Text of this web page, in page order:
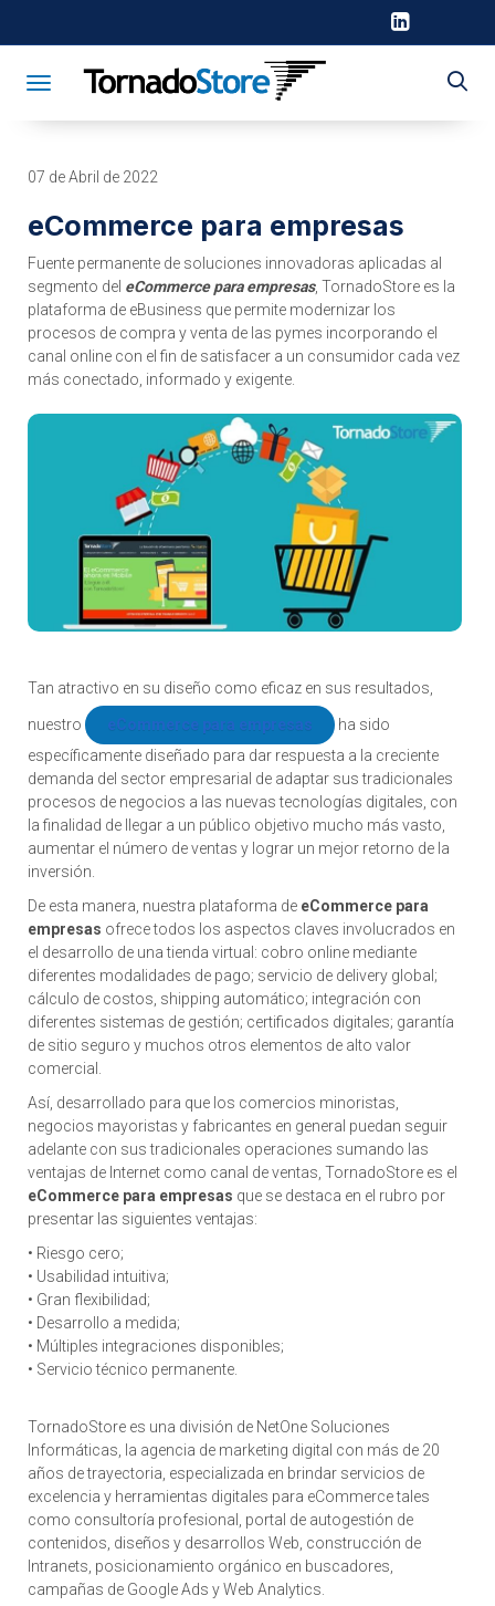
Toggle navigation
07 de Abril de 2022
eCommerce para empresas
Fuente permanente de soluciones innovadoras aplicadas al
segmento del eCommerce para empresas, TornadoStore es la
plataforma de eBusiness que permite modernizar los
procesos de compra y venta de las pymes incorporando el
canal online con el fin de satisfacer a un consumidor cada vez
más conectado, informado y exigente.
Tan atractivo en su diseño como eficaz en sus resultados,
nuestro eCommerce para empresas
ha sido
específicamente diseñado para dar respuesta a la creciente
demanda del sector empresarial de adaptar sus tradicionales
procesos de negocios a las nuevas tecnologías digitales, con
la finalidad de llegar a un público objetivo mucho más vasto,
aumentar el número de ventas y lograr un mejor retorno de la
inversión.
De esta manera, nuestra plataforma de eCommerce para
empresas ofrece todos los aspectos claves involucrados en
el desarrollo de una tienda virtual: cobro online mediante
diferentes modalidades de pago; servicio de delivery global;
cálculo de costos, shipping automático; integración con
diferentes sistemas de gestión; certificados digitales; garantía
de sitio seguro y muchos otros elementos de alto valor
comercial.
Así, desarrollado para que los comercios minoristas,
negocios mayoristas y fabricantes en general puedan seguir
adelante con sus tradicionales operaciones sumando las
ventajas de Internet como canal de ventas, TornadoStore es el
eCommerce para empresas que se destaca en el rubro por
presentar las siguientes ventajas:
• Riesgo cero;
• Usabilidad intuitiva;
• Gran flexibilidad;
• Desarrollo a medida;
• Múltiples integraciones disponibles;
• Servicio técnico permanente.
TornadoStore es una división de NetOne Soluciones
Informáticas, la agencia de marketing digital con más de 20
años de trayectoria, especializada en brindar servicios de
excelencia y herramientas digitales para eCommerce tales
como consultoría profesional, portal de autogestión de
contenidos, diseños y desarrollos Web, construcción de
Intranets, posicionamiento orgánico en buscadores,
campañas de Google Ads y Web Analytics.